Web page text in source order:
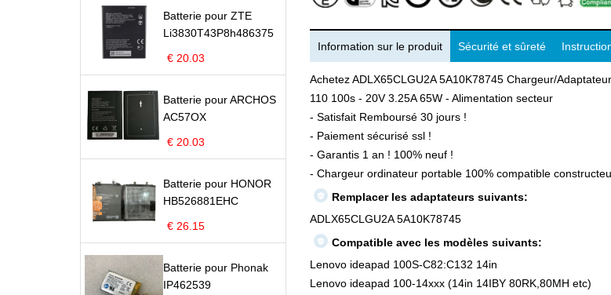
Batterie pour ZTE
Li3830T43P8h486375
€ 20.03
Batterie pour ARCHOS
AC57OX
€ 20.03
Batterie pour HONOR
HB526881EHC
€ 26.15
Batterie pour Phonak
IP462539
Information sur le produit Sécurité et sûreté
Achetez ADLX65CLGU2A 5A10K78745 Chargeur/
110 100s - 20V 3.25A 65W - Alimentation secteur
- Satisfait Remboursé 30 jours !
- Paiement sécurisé ssl !
- Garantis 1 an ! 100% neuf !
- Chargeur ordinateur portable 100% compatible
Remplacer les adaptateurs suivants:
ADLX65CLGU2A 5A10K78745
Compatible avec les modèles suivants:
Lenovo ideapad 100S-C82:C132 14in
Lenovo ideapad 100-14xxx (14in 14IBY 80RK,80MH etc)